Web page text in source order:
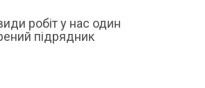
робіт у нас один
підрядник